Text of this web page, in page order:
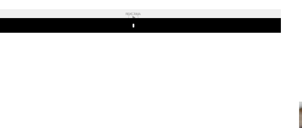
REKLAMA
Play